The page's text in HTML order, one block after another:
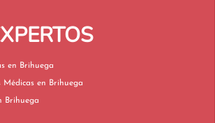
Mercantilistas en Brihuega
Negligencias Médicas en Brihuega
en Brihuega